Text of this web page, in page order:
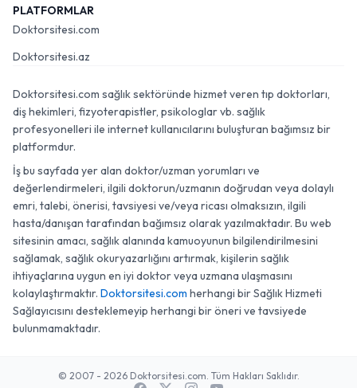
PLATFORMLAR
Doktorsitesi.com
Doktorsitesi.az
Doktorsitesi.com sağlık sektöründe hizmet veren tıp doktorları,
diş hekimleri, fizyoterapistler, psikologlar vb. sağlık
profesyonelleri ile internet kullanıcılarını buluşturan bağımsız bir
platformdur.
İş bu sayfada yer alan doktor/uzman yorumları ve
değerlendirmeleri, ilgili doktorun/uzmanın doğrudan veya dolaylı
emri, talebi, önerisi, tavsiyesi ve/veya ricası olmaksızın, ilgili
hasta/danışan tarafından bağımsız olarak yazılmaktadır. Bu web
sitesinin amacı, sağlık alanında kamuoyunun bilgilendirilmesini
sağlamak, sağlık okuryazarlığını artırmak, kişilerin sağlık
ihtiyaçlarına uygun en iyi doktor veya uzmana ulaşmasını
kolaylaştırmaktır. Doktorsitesi.com herhangi bir Sağlık Hizmeti
Sağlayıcısını desteklemeyip herhangi bir öneri ve tavsiyede
bulunmamaktadır.
© 2007 - 2026 Doktorsitesi.com. Tüm Hakları Saklıdır.